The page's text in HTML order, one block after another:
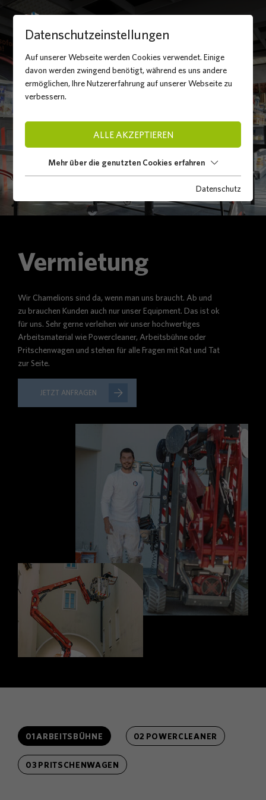
Vermietung
Wir Chamelions sind da, wenn man uns braucht. Ab und
zu brauchen Kunden auch nur unser Equipment. Das ist ok
für uns. Sehr gerne verleihen wir unser hochwertiges
Arbeitsmaterial wie Powercleaner, Arbeitsbühne oder
Pritschenwagen und stehen für alle Fragen mit Rat und Tat
zur Seite.
JETZT ANFRAGEN
01 ARBEITSBÜHNE 02 POWERCLEANER
03 PRITSCHENWAGEN
Datenschutzeinstellungen
Auf unserer Webseite werden Cookies verwendet. Einige
davon werden zwingend benötigt, während es uns andere
ermöglichen, Ihre Nutzererfahrung auf unserer Webseite zu
verbessern.
ALLE AKZEPTIEREN
Mehr über die genutzten Cookies erfahren
Datenschutz